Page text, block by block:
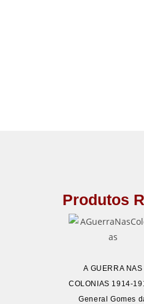
Produtos
A GUERRA NAS
COLONIAS 1914-
General Gomes